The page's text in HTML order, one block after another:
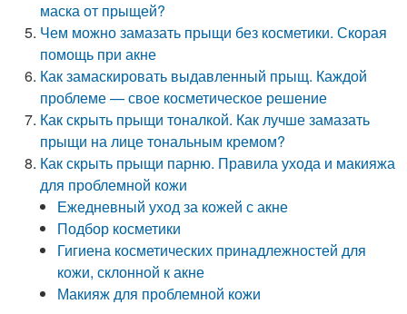
маска от прыщей?
Чем можно замазать прыщи без косметики. Скорая
помощь при акне
Как замаскировать выдавленный прыщ. Каждой
проблеме — свое косметическое решение
Как скрыть прыщи тоналкой. Как лучше замазать
прыщи на лице тональным кремом?
Как скрыть прыщи парню. Правила ухода и макияжа
для проблемной кожи
Ежедневный уход за кожей с акне
Подбор косметики
Гигиена косметических принадлежностей для
кожи, склонной к акне
Макияж для проблемной кожи